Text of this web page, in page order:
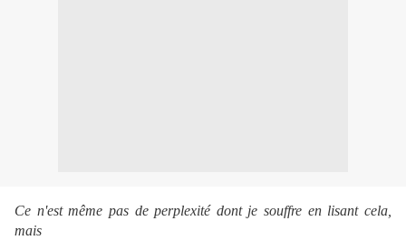
Ce n'est même pas de perplexité dont je souffre en lisant cela,
mais